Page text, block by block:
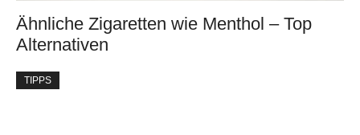
Ähnliche Zigaretten wie Menthol – Top
Alternativen
TIPPS